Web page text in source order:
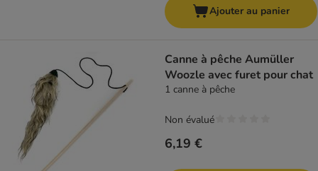
Ajouter au panier
Canne à pêche Aumüller
Woozle avec furet pour chat
1 canne à pêche
6,19 €
Non évalué